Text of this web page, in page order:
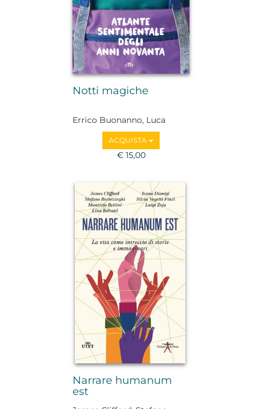
Notti magiche
Errico Buonanno, Luca
Mastrantonio
ACQUISTA
€ 15,00
Narrare humanum
est